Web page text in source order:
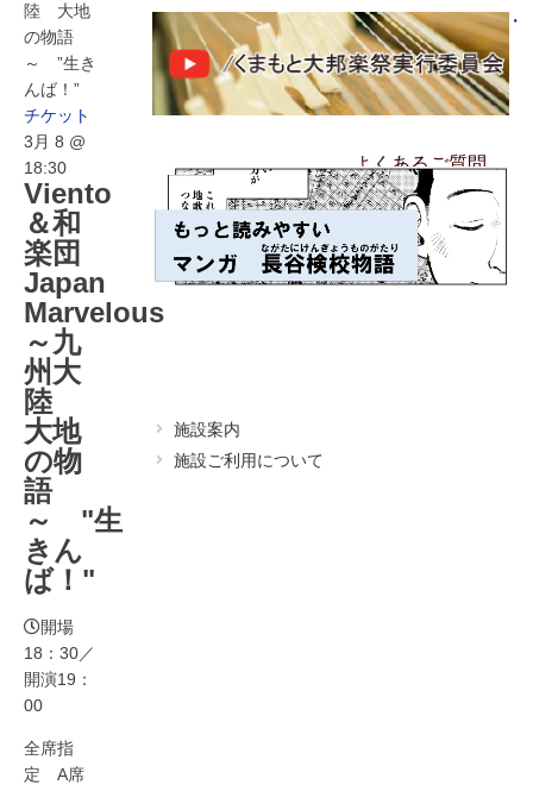
各施設の設備詳細・
資料
アクセス
よくあるご質問
陸 大地
の物語
～ ”生き
んば！”
チケット
3月 8 @
18:30
Viento
＆和
楽団
Japan
Marvelous
～九
州大
陸
大地
の物
語
～ "生
きん
ば！"
開場
18：30／
開演19：
00
全席指
定 A席
施設案内
施設ご利用について